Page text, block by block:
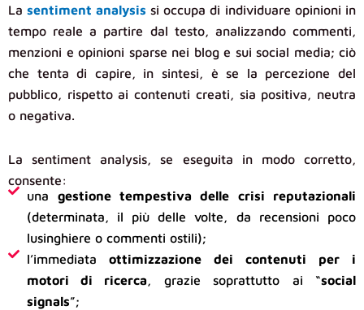
Lasentiment analysis si occupa di individuare opinioni in
tempo reale a partire dal testo, analizzando commenti,
menzioni e opinioni sparse nei blog e sui social media; ciò
che tenta di capire, in sintesi, è se la percezione del
pubblico, rispetto ai contenuti creati, sia positiva, neutra
o negativa.
La sentiment analysis, se eseguita in modo corretto,
consente:
una gestione tempestiva delle crisi reputazionali
(determinata, il più delle volte, da recensioni poco
lusinghiere o commenti ostili);
l’immediataottimizzazione dei contenuti per i
motori di ricerca, grazie soprattutto ai “social
signals”;